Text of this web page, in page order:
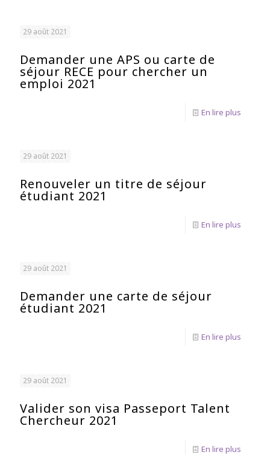
29 août 2021
Demander une APS ou carte de
séjour RECE pour chercher un
emploi 2021
En lire plus
29 août 2021
Renouveler un titre de séjour
étudiant 2021
En lire plus
29 août 2021
Demander une carte de séjour
étudiant 2021
En lire plus
29 août 2021
Valider son visa Passeport Talent
Chercheur 2021
En lire plus